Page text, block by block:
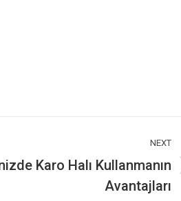
NEXT
Karo Halı Kullanmanın
Avantajları